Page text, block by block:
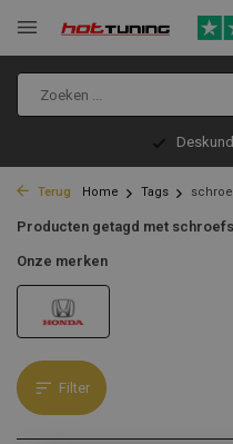
Terug Home Tags
Producten getagd met
Onze merken
Filter